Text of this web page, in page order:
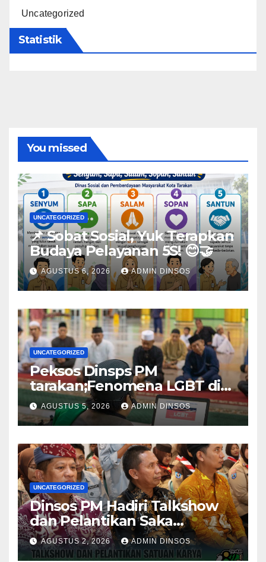
Uncategorized
Statistik
You missed
UNCATEGORIZED
📌 Sobat Sosial, Yuk Terapkan
Budaya Pelayanan 5S! 😊🤝
AGUSTUS 6, 2026 ADMIN DINSOS
UNCATEGORIZED
Peksos Dinsps PM
tarakan;Fenomena LGBT di
Sekitar Kita, Apa yang Harus
Dilakukan?
AGUSTUS 5, 2026 ADMIN DINSOS
UNCATEGORIZED
Dinsos PM Hadiri Talkshow
dan Pelantikan Saka
Pramuka Anti Narkotika Kota
Tarakan
AGUSTUS 2, 2026 ADMIN DINSOS